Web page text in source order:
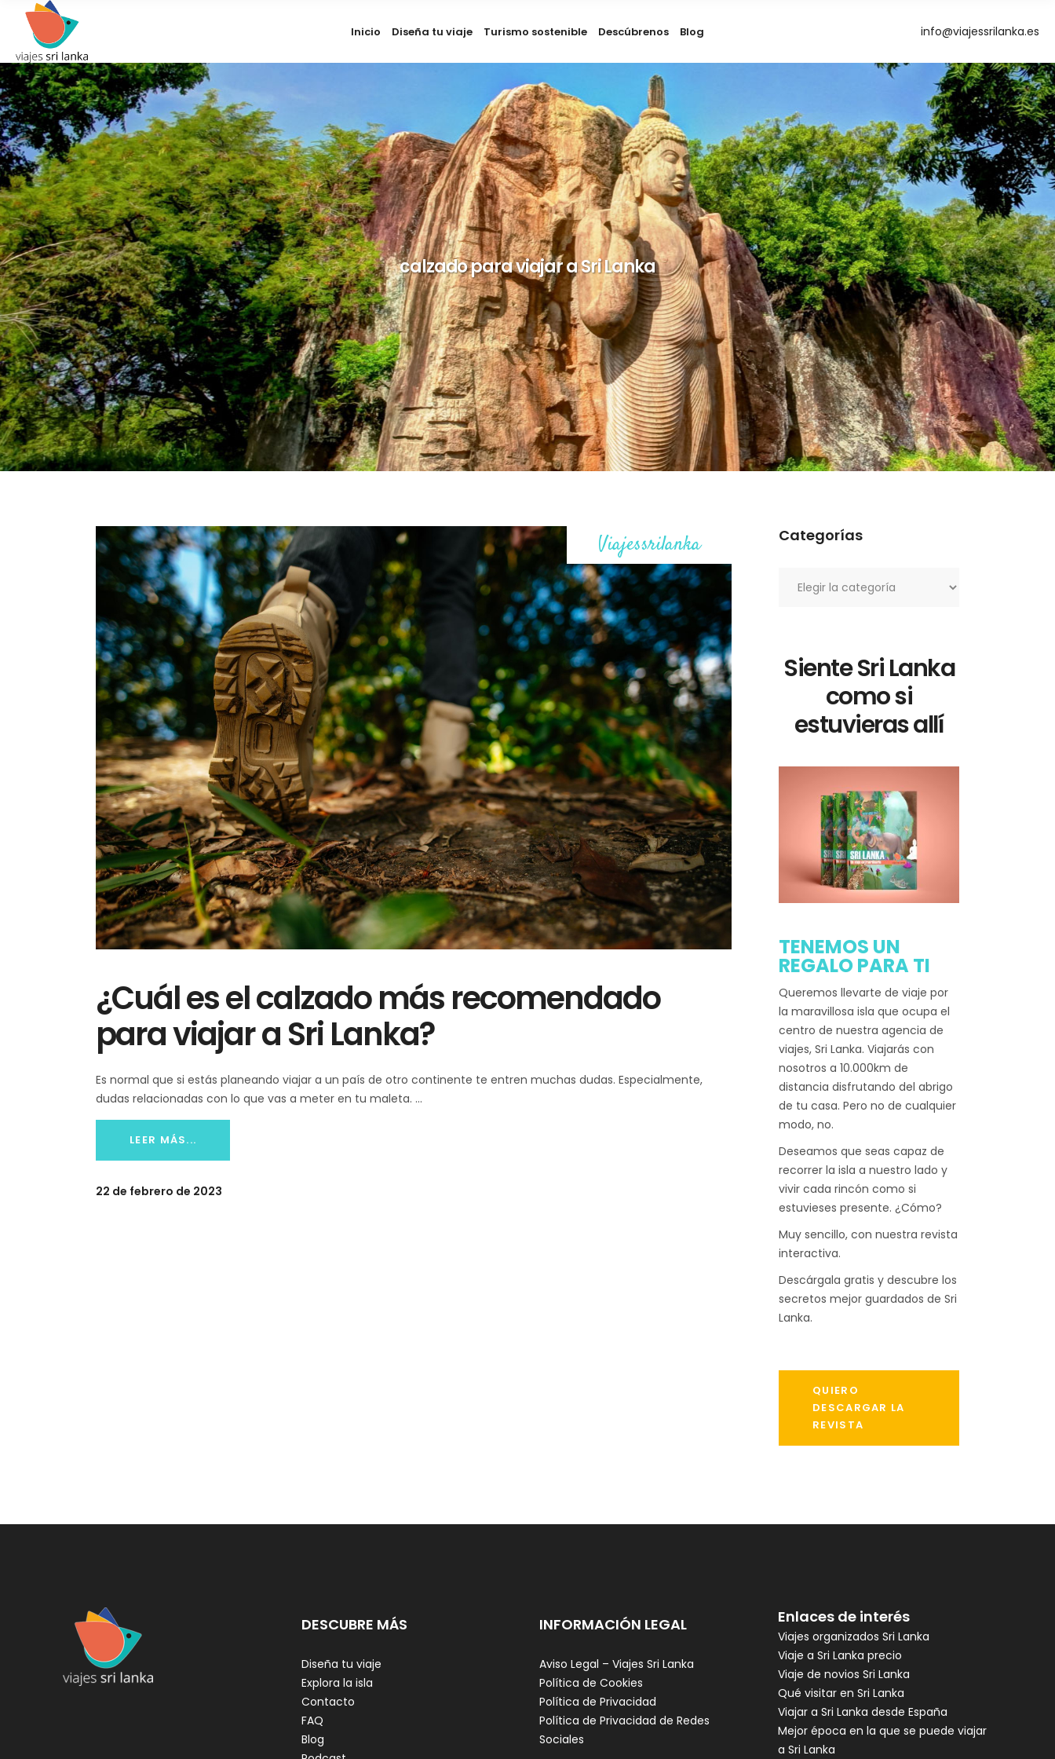
Inicio Diseña tu viaje Turismo sostenible Descúbrenos Blog info@viajessrilanka.es
calzado para viajar a Sri Lanka
Viajessrilanka
¿Cuál es el calzado más recomendado
para viajar a Sri Lanka?
Es normal que si estás planeando viajar a un país de otro continente te entren muchas dudas. Especialmente,
dudas relacionadas con lo que vas a meter en tu maleta.
LEER MÁS...
22 de febrero de 2023
Categorías
Siente Sri Lanka
como si
estuvieras allí
TENEMOS UN
REGALO PARA TI
Queremos llevarte de viaje por
la maravillosa isla que ocupa el
centro de nuestra agencia de
viajes, Sri Lanka. Viajarás con
nosotros a 10.000km de
distancia disfrutando del abrigo
de tu casa. Pero no de cualquier
modo, no.
Deseamos que seas capaz de
recorrer la isla a nuestro lado y
vivir cada rincón como si
estuvieses presente. ¿Cómo?
Muy sencillo, con nuestra revista
interactiva.
Descárgala gratis y descubre los
secretos mejor guardados de Sri
Lanka.
QUIERO
DESCARGAR LA
REVISTA
DESCUBRE MÁS
Diseña tu viaje
Explora la isla
Contacto
FAQ
Blog
INFORMACIÓN LEGAL
Aviso Legal – Viajes Sri Lanka
Política de Cookies
Política de Privacidad
Política de Privacidad de Redes
Sociales
Enlaces de interés
Viajes organizados Sri Lanka
Viaje a Sri Lanka precio
Viaje de novios Sri Lanka
Qué visitar en Sri Lanka
Viajar a Sri Lanka desde España
Mejor época en la que se puede viajar
a Sri Lanka